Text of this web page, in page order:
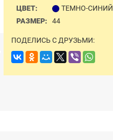
ЦВЕТ:
ТЕМНО-СИНИЙ
РАЗМЕР:
44
ПОДЕЛИСЬ С ДРУЗЬМИ: